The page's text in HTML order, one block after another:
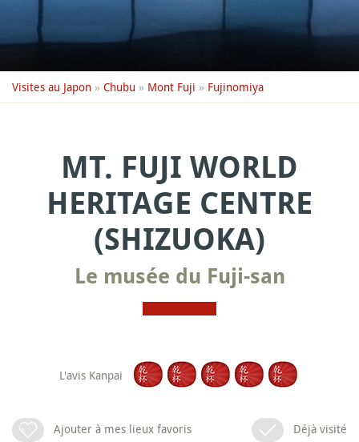
Visites au Japon » Chubu » Mont Fuji » Fujinomiya
MT. FUJI WORLD
HERITAGE CENTRE
(SHIZUOKA)
Le musée du Fuji-san
L'avis Kanpai
Ajouter à mes lieux favoris Déjà visité